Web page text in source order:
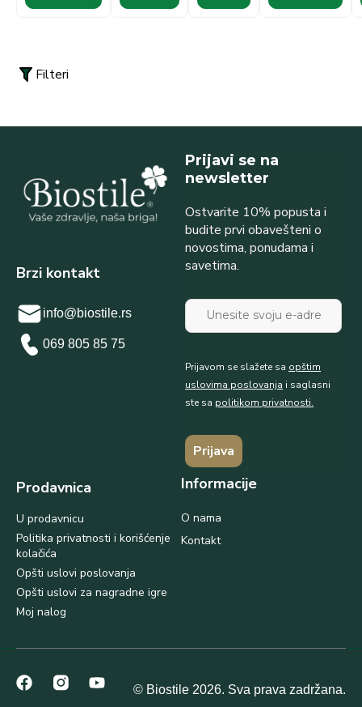
Filteri
Brzi kontakt
info@biostile.rs
069 805 85 75
Prijavi se na
newsletter
Ostvarite 10% popusta i
budite prvi obavešteni o
novostima, ponudama i
savetima.
Prijavom se slažete sa opštim
uslovima poslovanja i saglasni
ste sa politikom privatnosti.
Prijava
Prodavnica
U prodavnicu
Politika privatnosti i korišćenje
kolačića
Opšti uslovi poslovanja
Opšti uslovi za nagradne igre
Moj nalog
Informacije
O nama
Kontakt
© Biostile 2026. Sva prava zadržana.